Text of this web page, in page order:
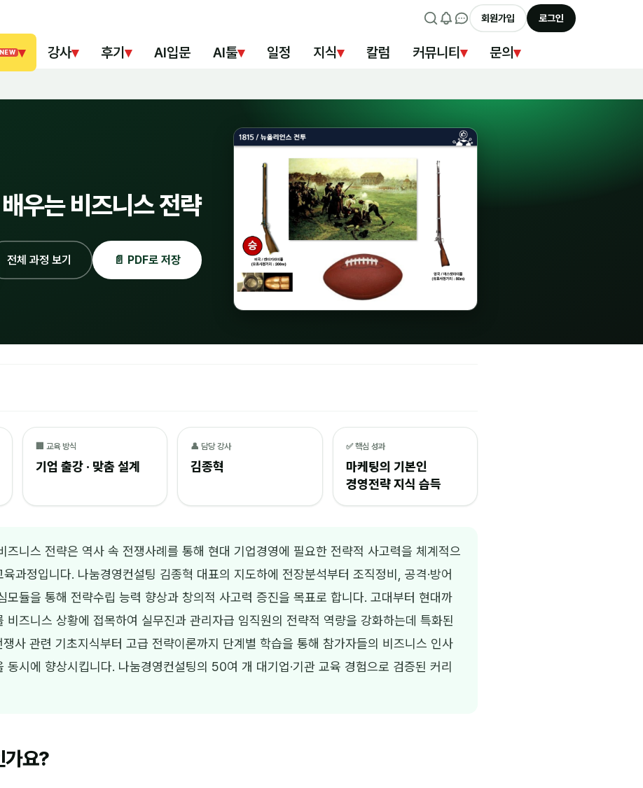
회원가입 로그인
NEW ▾ 강사▾ 후기 ▾ AI입문 AI툴▾ 일정 지식▾ 칼럼 커뮤니티 ▾ 문의▾
우는 비즈니스 전략
전체 과정 보기 📄 PDF로 저장
🏢 교육 방식
기업 출강 · 맞춤 설계
👤 담당 강사
김종혁
✅ 핵심 성과
마케팅의 기본인
경영전략 지식 습득
즈니스 전략은 역사 속 전쟁사례를 통해 현대 기업경영에 필요한 전략적 사고력을 체계적으
과정입니다. 나눔경영컨설팅 김종혁 대표의 지도하에 전장분석부터 조직정비, 공격·방어
모듈을 통해 전략수립 능력 향상과 창의적 사고력 증진을 목표로 합니다. 고대부터 현대까
비즈니스 상황에 접목하여 실무진과 관리자급 임직원의 전략적 역량을 강화하는데 특화된
사 관련 기초지식부터 고급 전략이론까지 단계별 학습을 통해 참가자들의 비즈니스 인사
동시에 향상시킵니다. 나눔경영컨설팅의 50여 개 대기업·기관 교육 경험으로 검증된 커리
가요?